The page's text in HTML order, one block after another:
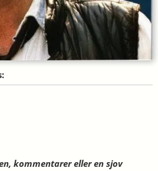
kommentarer eller en sjov